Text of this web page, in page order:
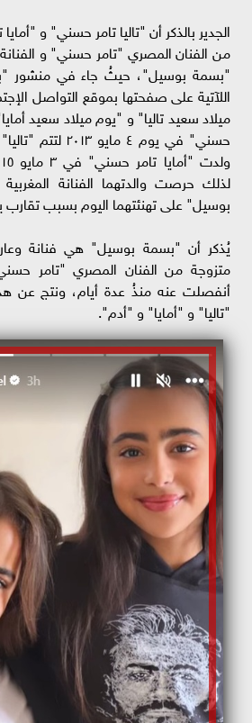
الجدير بالذكر أن "تاليا تامر حسني" و
من الفنان المصري "تامر حسني" و الفنانة
"بسمة بوسيل"، حيثُ جاء في منشور
اللآتية على صفحتها بموقع التواصل
ميلاد سعيد تاليا" و "يوم ميلاد سعيد
حسني" في يوم ٤
لذلك حرصت والدتهما الفنانة
بوسيل" على تهنئتهما اليوم بسبب تقارب
يُذكر أن "بسمة بوسيل" هي فنانة
أنفصلت عنه منذُ عدة أيام، ونتج عن
"تاليا" و "أمايا" و "أدم".